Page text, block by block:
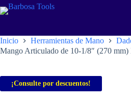
Saltar
al
Inicio Herramientas de Mano
Mango Articulado de 10-1/8″ (270
¡Consulte por descuentos!